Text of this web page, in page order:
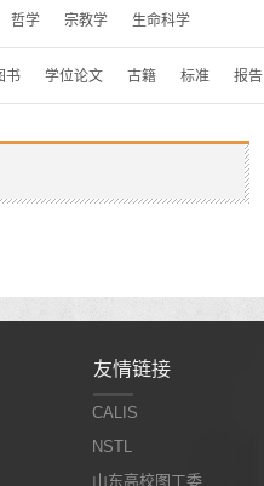
哲学 宗教学 生命科学
书 学位论文 古籍 标准 报告
- 22:30
友情链接
CALIS
NSTL
山东高校图工委